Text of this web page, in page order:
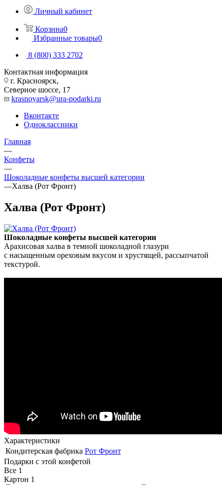
Личный кабинет
Корзина0
Избранные товары0
8 (800) 333 2702
Контактная информация
г. Красноярск,
Северное шоссе, 17
krasnoyarsk@ura-podarki.ru
Вконтакте
Одноклассники
Главная
—
Конфеты
—
Шоколадные конфеты высшей категории
—Халва (Рот Фронт)
Халва (Рот Фронт)
Шоколадные конфеты высшей категории
Арахисовая халва в темной шоколадной глазури
с насыщенным ореховым вкусом и хрустящей, рассыпчатой
текстурой.
Характеристики
Кондитерская фабрика Рот Фронт
Подарки с этой конфетой
Все 1
Картон 1